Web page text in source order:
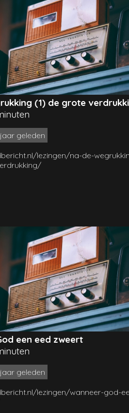
(1) de grote
geleden
lezingen/na-de-
een eed zweert
geleden
lezingen/wanneer-god-